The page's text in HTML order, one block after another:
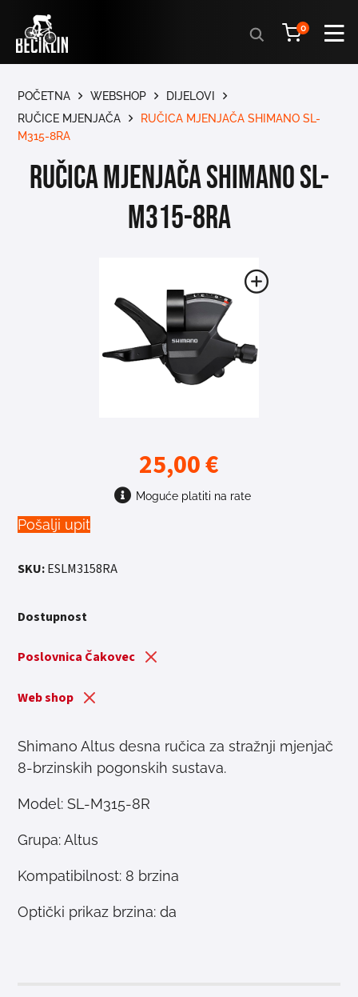
Products
search
0
POČETNA WEBSHOP
DIJELOVI
RUČICE MJENJAČA
RUČICA MJENJAČA SHIMANO SL-
M315-8RA
RUČICA MJENJAČA SHIMANO SL-
M315-8RA
25,00€
Moguće platiti na rate
Pošalji upit
SKU:ESLM3158RA
Dostupnost
Poslovnica Čakovec
Web shop
Shimano Altus desna ručica za stražnji mjenjač
8-brzinskih pogonskih sustava.
Model: SL-M315-8R
Grupa: Altus
Kompatibilnost: 8 brzina
Optički prikaz brzina: da